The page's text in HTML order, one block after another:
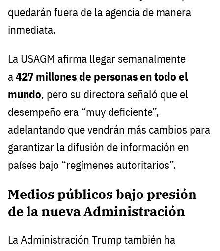
quedarán fuera de la agencia de manera
inmediata.
La USAGM afirma llegar semanalmente
a427 millones de personas en todo el
mundo, pero su directora señaló que el
desempeño era “muy deficiente”,
adelantando que vendrán más cambios para
garantizar la difusión de información en
países bajo “regímenes autoritarios”.
Medios públicos bajo presión
de la nueva Administración
La Administración Trump también ha